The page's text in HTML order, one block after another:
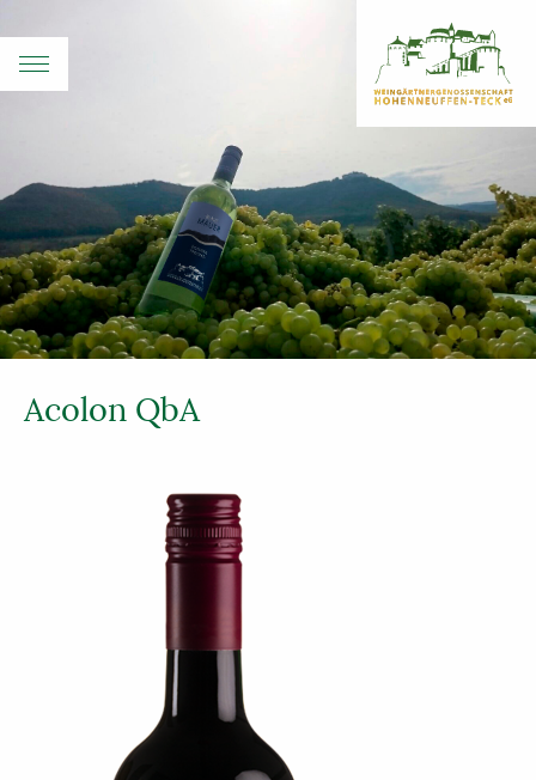
Acolon QbA